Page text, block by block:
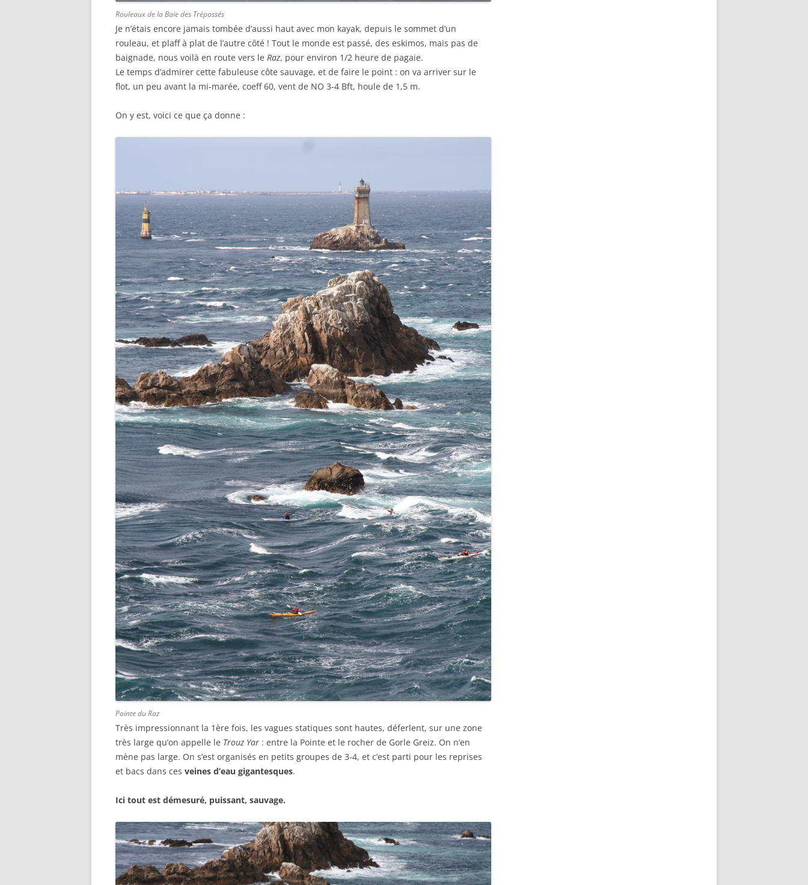
Rouleaux de la Baie des Trépassés
Je n’étais encore jamais tombée d’aussi haut avec mon kayak, depuis le sommet d’un
rouleau, et plaff à plat de l’autre côté ! Tout le monde est passé, des eskimos, mais pas de
baignade, nous voilà en route vers le Raz, pour environ 1/2 heure de pagaie.
Le temps d’admirer cette fabuleuse côte sauvage, et de faire le point : on va arriver sur le
flot, un peu avant la mi-marée, coeff 60, vent de NO 3-4 Bft, houle de 1,5 m.
On y est, voici ce que ça donne :
Pointe du Raz
Très impressionnant la 1ère fois, les vagues statiques sont hautes, déferlent, sur une zone
très large qu’on appelle le Trouz Yar : entre la Pointe et le rocher de Gorle Greiz. On n’en
mène pas large. On s’est organisés en petits groupes de 3-4, et c’est parti pour les reprises
et bacs dans ces veines d’eau gigantesques.
Ici tout est démesuré, puissant, sauvage.